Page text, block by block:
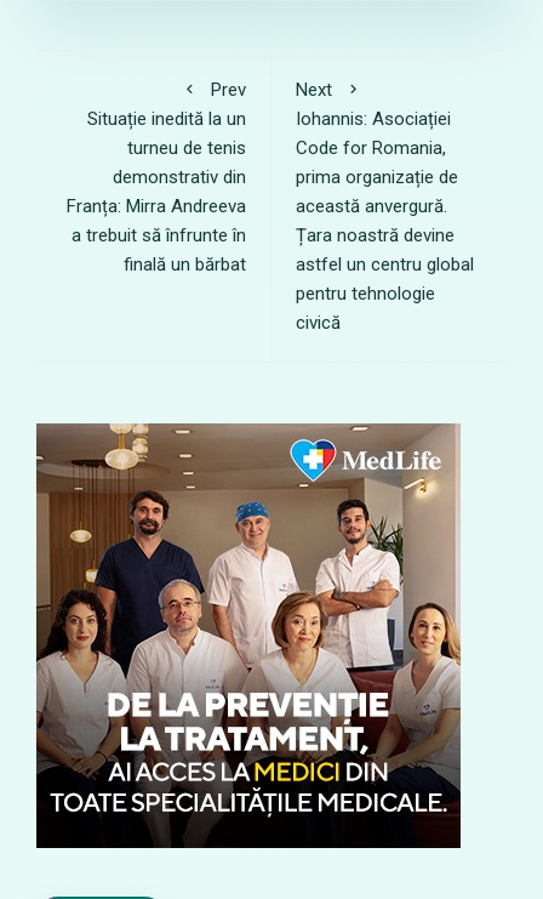
Prev
Situație inedită la un
turneu de tenis
demonstrativ din
Franța: Mirra Andreeva
a trebuit să înfrunte în
finală un bărbat
Next
Iohannis: Asociației
Code for Romania,
prima organizație de
această anvergură.
Țara noastră devine
astfel un centru global
pentru tehnologie
civică